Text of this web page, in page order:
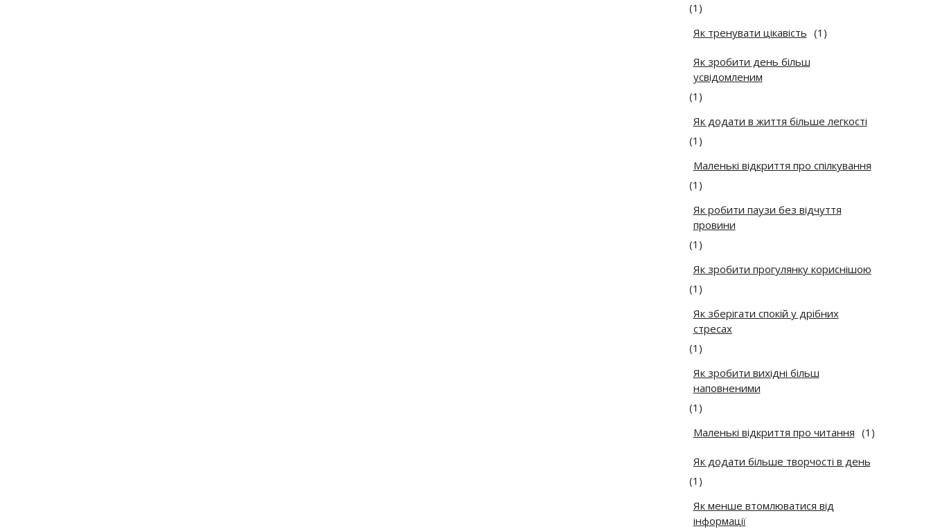
(1)
Як тренувати цікавість (1)
Як зробити день більш
усвідомленим
(1)
Як додати в життя більше легкості
(1)
Маленькі відкриття про спілкування
(1)
Як робити паузи без відчуття
провини
(1)
Як зробити прогулянку кориснішою
(1)
Як зберігати спокій у дрібних
стресах
(1)
Як зробити вихідні більш
наповненими
(1)
Маленькі відкриття про читання (1)
Як додати більше творчості в день
(1)
Як менше втомлюватися від
інформації